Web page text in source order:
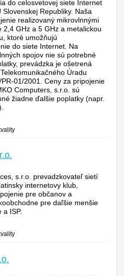
do celosvetovej siete Internet
Republiky. Naša
realizovaný mikrovlnnými
GHz a 5 GHz a metalickou
ktoré umožňujú
do siete Internet. Na
spojov nie sú potrebné
prevádzka je ošetrená
Úradu
01/2001. Ceny za pripojenie
Computers, s.r.o. sú
žiadne ďalšie poplatky (napr.
s.r.o. prevadzkovateľ sietí
internetovy klub,
pre občanov a
pre daľšie menšie
a ISP.